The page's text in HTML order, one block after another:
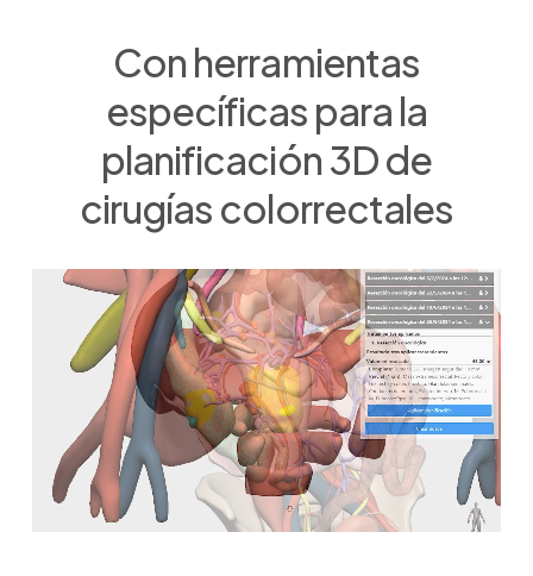
Conherramientas
específicas para la
planificación3Dde
cirugías colorrectales